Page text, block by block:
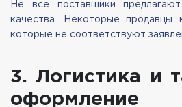
Не все поставщики
качества. Некоторые продавцы
которые не соответствуют
3. Логистика и
оформление